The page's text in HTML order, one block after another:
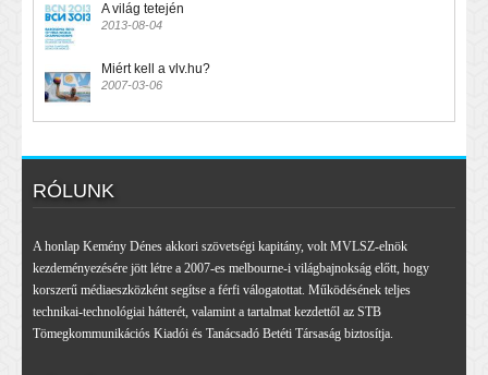
A világ tetején
2013-08-04
Miért kell a vlv.hu?
2007-03-06
RÓLUNK
A honlap Kemény Dénes akkori szövetségi kapitány, volt MVLSZ-elnök
kezdeményezésére jött létre a 2007-es melbourne-i világbajnokság előtt, hogy
korszerű médiaeszközként segítse a férfi válogatottat. Működésének teljes
technikai-technológiai hátterét, valamint a tartalmat kezdettől az STB
Tömegkommunikációs Kiadói és Tanácsadó Betéti Társaság biztosítja.